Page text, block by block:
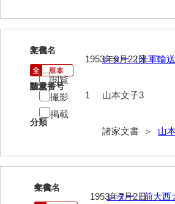
氏本家文書
宇多田家文書
内田家文書（防府市）
宇野家文書
3
文書名
レター（米軍輸
請求番号
山本文子3
分類
諸家文書 ＞ 山
年代
1953年6月22日
数量
1
閲覧
撮影
掲載
4
文書名
レター（前大西
年代
1953年7月2日